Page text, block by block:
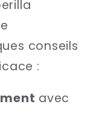
conseils
:
avec